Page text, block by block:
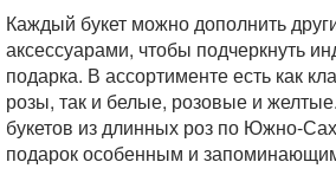
Каждый букет можно дополнить
аксессуарами, чтобы подчеркнуть
подарка. В ассортименте есть как
розы, так и белые, розовые и
букетов из длинных роз по Южно-
подарок особенным и